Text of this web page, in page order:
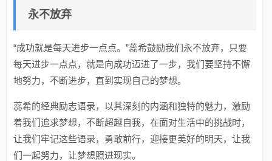
永不放弃
“成功就是每天进步一点点。”蕊希鼓励我们永不放弃，只要
每天进步一点点，就是向成功迈进了一步，我们要坚持不懈
地努力，不断进步，直到实现自己的梦想。
蕊希的经典励志语录，以其深刻的内涵和独特的魅力，激励
着我们追求梦想，不断超越自我，在面对生活中的挑战时，
让我们牢记这些语录，勇敢前行，迎接更美好的明天，让我
们一起努力，让梦想照进现实。